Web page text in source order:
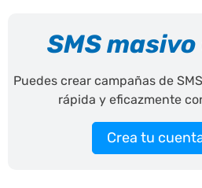
SMS masivo
Puedes crear campañas de
rápida y eficazmente
Crea tu